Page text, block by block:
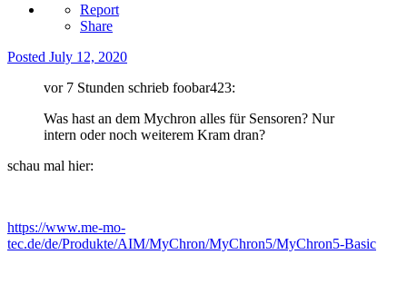
Report
Share
Posted July 12, 2020
vor 7 Stunden schrieb foobar423:
Was hast an dem Mychron alles für Sensoren? Nur
intern oder noch weiterem Kram dran?
schau mal hier:
https://www.me-mo-
tec.de/de/Produkte/AIM/MyChron/MyChron5/MyChron5-Basic